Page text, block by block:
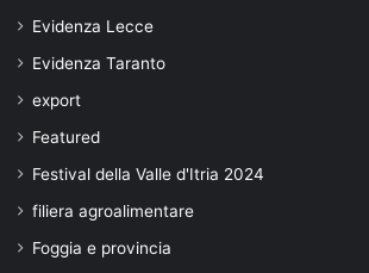
Evidenza Lecce
Evidenza Taranto
export
Featured
Festival della Valle d'Itria 2024
filiera agroalimentare
Foggia e provincia